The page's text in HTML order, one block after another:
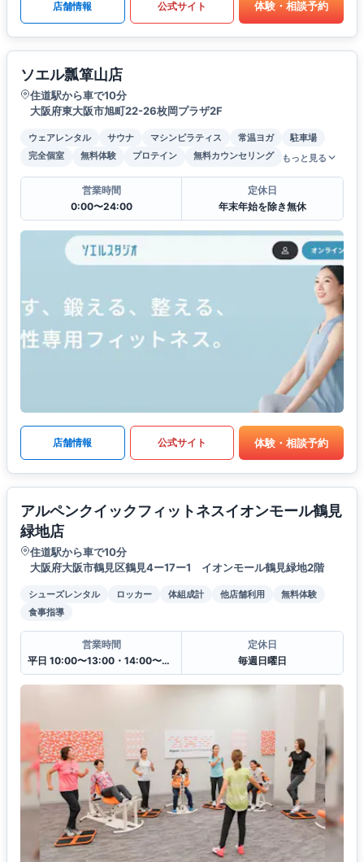
店舗情報 公式サイト 体験・相談予約
ソエル瓢箪山店
住道駅から車で10分
大阪府東大阪市旭町22-26枚岡プラザ2F
ウェアレンタル サウナ マシンピラティス 常温ヨガ
駐車場
完全個室
無料体験 プロテイン 無料カウンセリング もっと見る
営業時間
0:00〜24:00
定休日
年末年始を除き無休
店舗情報 公式サイト 体験・相談予約
アルペンクイックフィットネスイオンモール鶴見
緑地店
住道駅から車で10分
大阪府大阪市鶴見区鶴見4ー17ー1 イオンモール鶴見緑地2階
シューズレンタル ロッカー 体組成計 他店舗利用
無料体験
食事指導
営業時間
平日 10:00〜13:00・14:00〜20:00
定休日
毎週日曜日